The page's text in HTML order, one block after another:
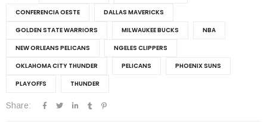
CONFERENCIA OESTE
DALLAS MAVERICKS
GOLDEN STATE WARRIORS
MILWAUKEE BUCKS
NBA
NEW ORLEANS PELICANS
NGELES CLIPPERS
OKLAHOMA CITY THUNDER
PELICANS
PHOENIX SUNS
PLAYOFFS
THUNDER
Share: